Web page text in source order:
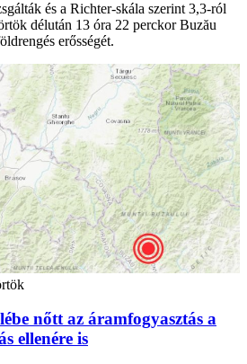
és a Richter-skála szerint 3,3-ról
délután 13 óra 22 perckor Buzău
erősségét.
nőtt az áramfogyasztás a
ellenére is